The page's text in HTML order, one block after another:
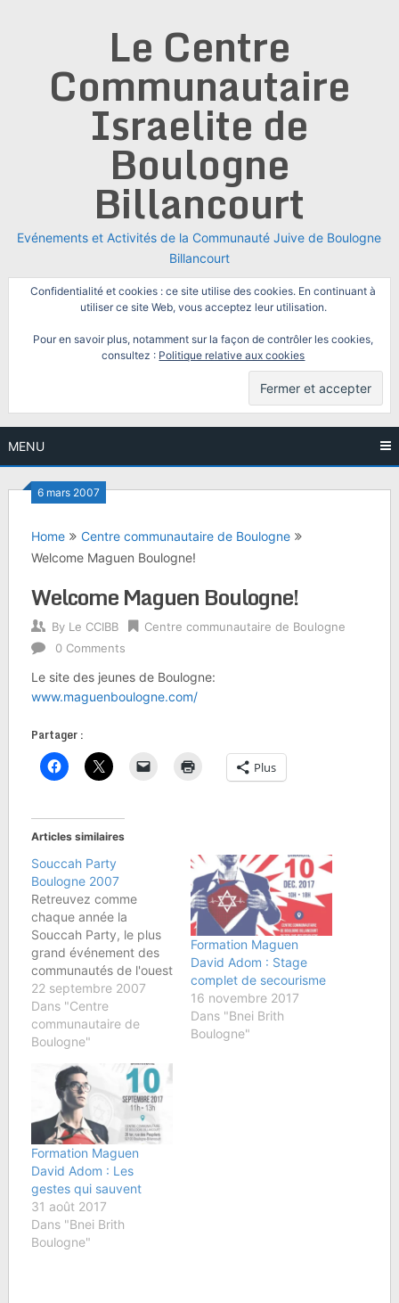
Le Centre
Communautaire
Israelite de
Boulogne
Billancourt
Evénements et Activités de la Communauté Juive de Boulogne
Billancourt
Confidentialité et cookies : ce site utilise des cookies. En continuant à
utiliser ce site Web, vous acceptez leur utilisation.
Pour en savoir plus, notamment sur la façon de contrôler les cookies,
consultez : Politique relative aux cookies
MENU
6 mars 2007
Home
Centre communautaire de Boulogne
Welcome Maguen Boulogne!
Welcome Maguen Boulogne!
By Le CCIBB
Centre communautaire de Boulogne
0 Comments
Le site des jeunes de Boulogne:
www.maguenboulogne.com/
Partager :
Plus
Articles similaires
Souccah Party
Boulogne 2007
Retreuvez comme
chaque année la
Souccah Party, le plus
grand événement des
communautés de l'ouest
parisien,Â à la
synagogue de Boulogne
dimanche 30
Septembre. Plus de
site Maguen Boulogne.
22 septembre 2007
Dans "Centre
communautaire de
Boulogne"
Formation Maguen
David Adom : Stage
complet de secourisme
16 novembre 2017
Dans "Bnei Brith
Boulogne"
Formation Maguen
David Adom : Les
gestes qui sauvent
31 août 2017
Dans "Bnei Brith
Boulogne"